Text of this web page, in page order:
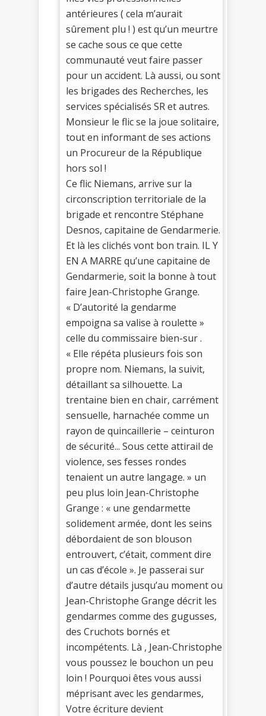
antérieures ( cela m’aurait
sûrement plu ! ) est qu’un meurtre
se cache sous ce que cette
communauté veut faire passer
pour un accident. Là aussi, ou sont
les brigades des Recherches, les
services spécialisés SR et autres.
Monsieur le flic se la joue solitaire,
tout en informant de ses actions
un Procureur de la République
hors sol !
Ce flic Niemans, arrive sur la
circonscription territoriale de la
brigade et rencontre Stéphane
Desnos, capitaine de Gendarmerie.
Et là les clichés vont bon train. IL Y
EN A MARRE qu’une capitaine de
Gendarmerie, soit la bonne à tout
faire Jean-Christophe Grange.
« D’autorité la gendarme
empoigna sa valise à roulette »
celle du commissaire bien-sur .
« Elle répéta plusieurs fois son
propre nom. Niemans, la suivit,
détaillant sa silhouette. La
trentaine bien en chair, carrément
sensuelle, harnachée comme un
rayon de quincaillerie – ceinturon
de sécurité... Sous cette attirail de
violence, ses fesses rondes
tenaient un autre langage. » un
peu plus loin Jean-Christophe
Grange : « une gendarmette
solidement armée, dont les seins
débordaient de son blouson
entrouvert, c’était, comment dire
un cas d’école ». Je passerai sur
d’autre détails jusqu’au moment ou
Jean-Christophe Grange décrit les
gendarmes comme des gugusses,
des Cruchots bornés et
incompétents. Là , Jean-Christophe
vous poussez le bouchon un peu
loin ! Pourquoi êtes vous aussi
méprisant avec les gendarmes,
Votre écriture devient